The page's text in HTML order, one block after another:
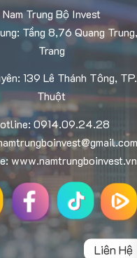
Nam Trung Bộ Invest
Tầng 8,76 Quang
Trang
139 Lê Thánh Tông,
Thuột
0914.09.24.28
www.namtrungboinvest.vn
Liên Hệ